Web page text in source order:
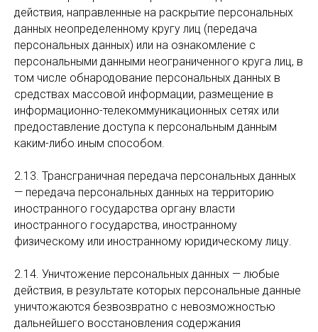
действия, направленные на раскрытие персональных
данных неопределенному кругу лиц (передача
персональных данных) или на ознакомление с
персональными данными неограниченного круга лиц, в
том числе обнародование персональных данных в
средствах массовой информации, размещение в
информационно-телекоммуникационных сетях или
предоставление доступа к персональным данным
каким-либо иным способом.
2.13. Трансграничная передача персональных данных
— передача персональных данных на территорию
иностранного государства органу власти
иностранного государства, иностранному
физическому или иностранному юридическому лицу.
2.14. Уничтожение персональных данных — любые
действия, в результате которых персональные данные
уничтожаются безвозвратно с невозможностью
дальнейшего восстановления содержания